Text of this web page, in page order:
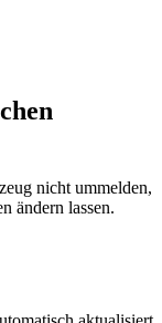
nicht ummelden,
ändern lassen.